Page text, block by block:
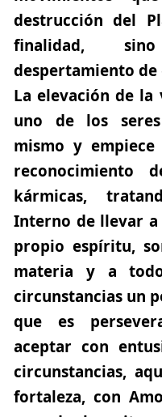
destrucción del
finalidad,
despertamiento de
La elevación de la
uno de los
mismo y
reconocimiento
kármicas,
Interno de llevar a
propio espíritu,
materia y a
circunstancias un
que es
aceptar con
circunstancias,
fortaleza, con